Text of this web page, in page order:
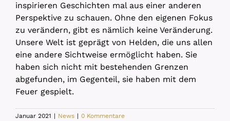
inspirieren Geschichten mal aus einer anderen
Perspektive zu schauen. Ohne den eigenen Fokus
zu verändern, gibt es nämlich keine Veränderung.
Unsere Welt ist geprägt von Helden, die uns allen
eine andere Sichtweise ermöglicht haben. Sie
haben sich nicht mit bestehenden Grenzen
abgefunden, im Gegenteil, sie haben mit dem
Feuer gespielt.
Januar 2021 | News | 0 Kommentare